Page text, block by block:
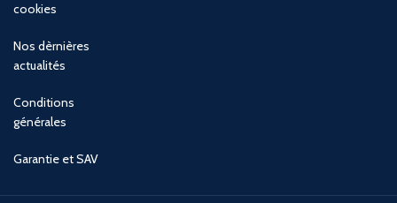
cookies
Nos dèrnières
actualités
Conditions
générales
Garantie et SAV